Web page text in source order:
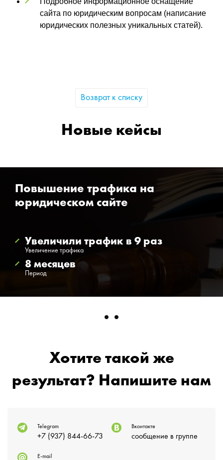
сайта по юридическим вопросам (написание
юридических полезных уникальных статей).
Возврат к списку
Новые кейсы
Увеличили трафик в 9 раз
Увеличение трафика
8 месяцев
Период
Повышение трафика на
юридическом сайте
Хотите такой же
результат? Напишите нам
Telegram
+7 (937) 844-66-73
Вконтакте
сообщение в группе
E-mail